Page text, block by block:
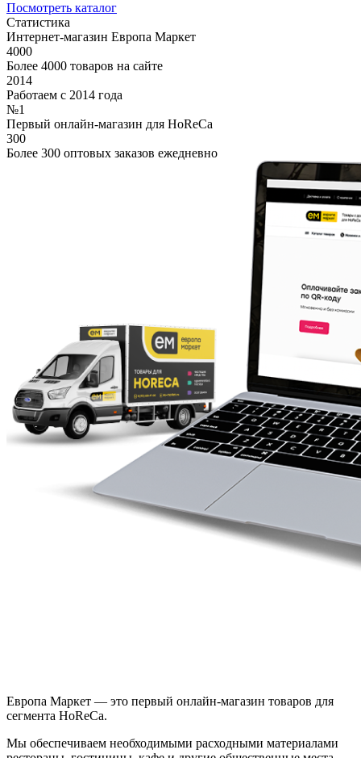
Посмотреть каталог
Статистика
Интернет-магазин Европа Маркет
4000
Более 4000 товаров на сайте
2014
Работаем с 2014 года
№1
Первый онлайн-магазин для HoReCa
300
Более 300 оптовых заказов ежедневно
Европа Маркет — это первый онлайн-магазин товаров для
сегмента HoReCa.
Мы обеспечиваем необходимыми расходными материалами